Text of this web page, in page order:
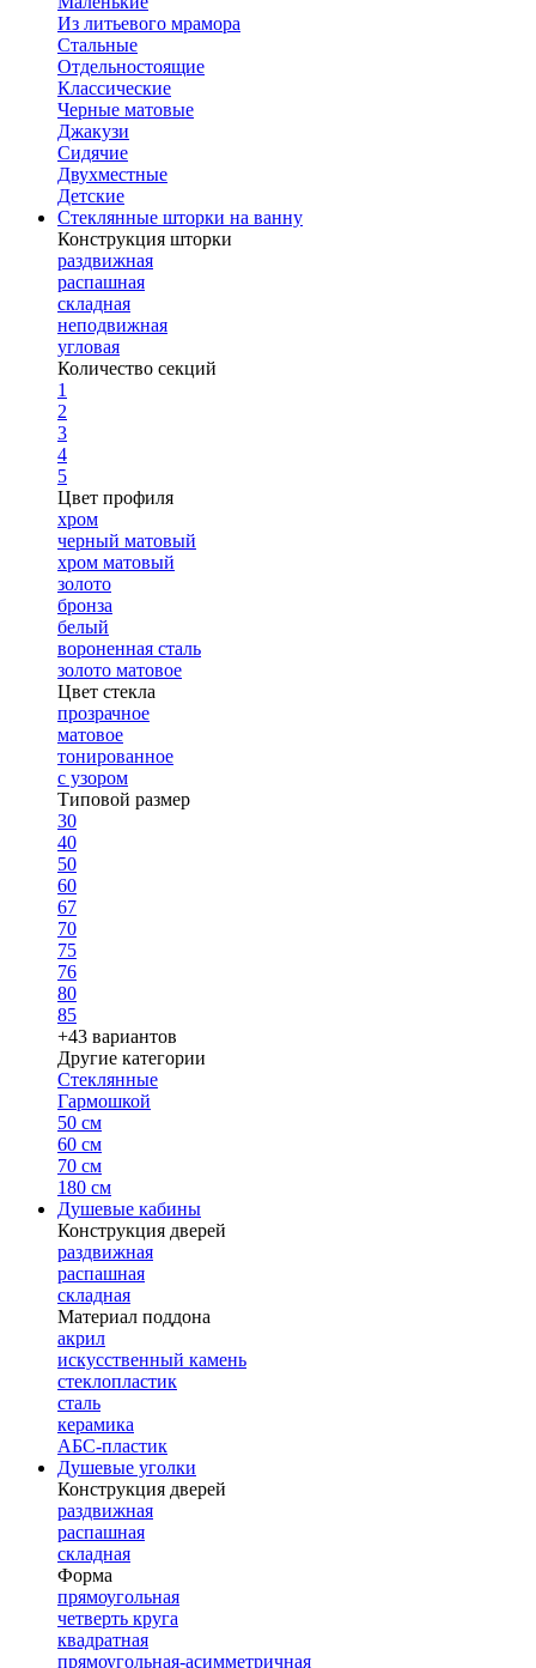
Из литьевого мрамора
Стальные
Отдельностоящие
Классические
Черные матовые
Джакузи
Сидячие
Двухместные
Детские
Стеклянные шторки на ванну
Конструкция шторки
раздвижная
распашная
складная
неподвижная
угловая
Количество секций
1
2
3
4
5
Цвет профиля
хром
черный матовый
хром матовый
золото
бронза
белый
вороненная сталь
золото матовое
Цвет стекла
прозрачное
матовое
тонированное
с узором
Типовой размер
30
40
50
60
67
70
75
76
80
85
+43 вариантов
Другие категории
Стеклянные
Гармошкой
50 см
60 см
70 см
180 см
Душевые кабины
Конструкция дверей
раздвижная
распашная
складная
Материал поддона
акрил
искусственный камень
стеклопластик
сталь
керамика
АБС-пластик
Душевые уголки
Конструкция дверей
раздвижная
распашная
складная
Форма
прямоугольная
четверть круга
квадратная
прямоугольная-асимметричная